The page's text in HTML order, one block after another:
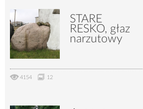
STARE
RESKO, głaz
narzutowy
4154 12